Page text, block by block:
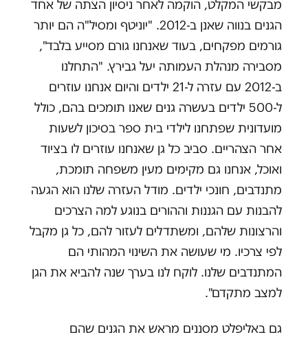
מבקשי המקלט, הוקמה לאחר ניסיון הצתה של אחד
הגנים בנווה שאנן ב-2012. "יוניטף ומסיל"ה הם יותר
גורמים מפקחים, בעוד שאנחנו גורם מסייע בלבד",
מסבירה מנהלת העמותה יעל גבירץ. "התחלנו
ב-2012 עם עזרה ל-21 ילדים והיום אנחנו עוזרים
ל-500 ילדים בעשרה גנים שאנו תומכים בהם, כולל
מועדונית שפתחנו לילדי בית ספר בסיכון לשעות
אחר הצהריים. סביב כל גן שאנחנו עוזרים לו בציוד
ואוכל, אנחנו גם מקימים מעין משפחה תומכת,
מתנדבים, חונכי ילדים. מודל העזרה שלנו הוא הגעה
להבנות עם הגננות וההורים בנוגע למה הצרכים
והרצונות שלהם, ומשתדלים לעזור להם, כל גן מקבל
לפי צרכיו. מי שעושה את השינוי המהותי הם
המתנדבים שלנו. לוקח לנו בערך שנה להביא את הגן
למצב מתקדם".
גם באליפלט מסננים מראש את הגנים שהם